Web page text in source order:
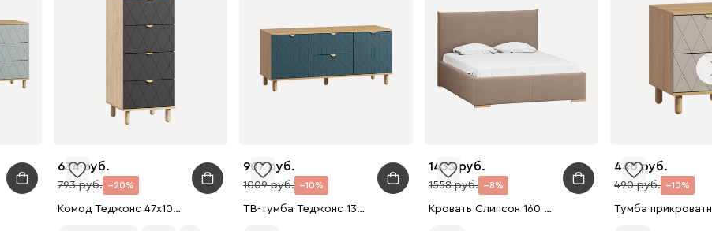
634
793 20
Комод Теджонс 47x108 Ромб Графитовый/Дуб Ирландский
907
1009 10
ТВ-тумба Теджонс 139x62 Деко Аквамарин
1433
1558 8
Кровать Слипсон 160 Велюр Латте
440
490 10